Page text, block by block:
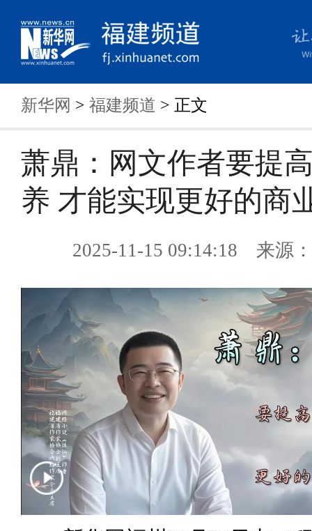
新华网 > 福建频道 > 正文
萧鼎：网文作者要提
养 才能实现更好的商
2025-11-15 09:14:18 来源